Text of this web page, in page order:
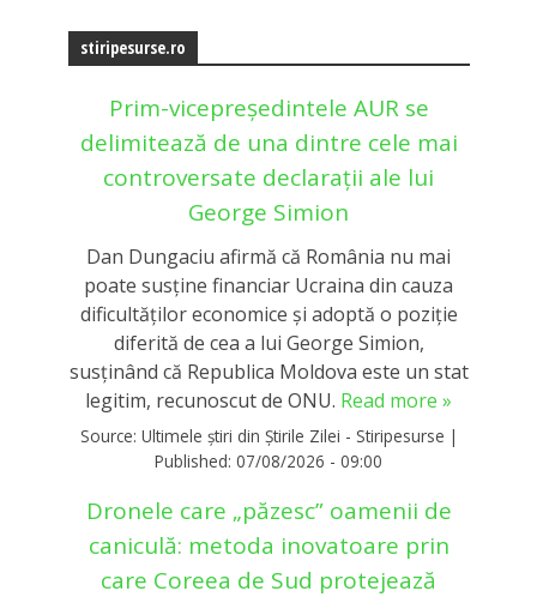
stiripesurse.ro
Prim-vicepreședintele AUR se
delimitează de una dintre cele mai
controversate declarații ale lui
George Simion
Dan Dungaciu afirmă că România nu mai
poate susține financiar Ucraina din cauza
dificultăților economice și adoptă o poziție
diferită de cea a lui George Simion,
susținând că Republica Moldova este un stat
legitim, recunoscut de ONU. Read more »
Source: Ultimele știri din Știrile Zilei - Stiripesurse |
Published: 07/08/2026 - 09:00
Dronele care „păzesc” oamenii de
caniculă: metoda inovatoare prin
care Coreea de Sud protejează